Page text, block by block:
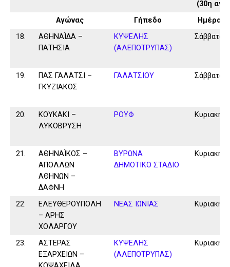
(30η
Αγώνας
Γήπεδο
Ημέρα
18.
ΑΘΗΝΑΪΔΑ –
ΠΑΤΗΣΙΑ
ΚΥΨΕΛΗΣ
(ΑΛΕΠΟΤΡΥΠΑΣ)
Σάββατο
19.
ΠΑΣ ΓΑΛΑΤΣΙ –
ΓΚΥΖΙΑΚΟΣ
ΓΑΛΑΤΣΙΟΥ Σάββατο
20.
ΚΟΥΚΑΚΙ –
ΛΥΚΟΒΡΥΣΗ
ΡΟΥΦ Κυριακή
21.
ΑΘΗΝΑΪΚΟΣ –
ΑΠΟΛΛΩΝ
ΑΘΗΝΩΝ –
ΔΑΦΝΗ
ΒΥΡΩΝΑ
ΔΗΜΟΤΙΚΟ ΣΤΑΔΙΟ
Κυριακή
22.
ΕΛΕΥΘΕΡΟΥΠΟΛΗ
– ΑΡΗΣ
ΧΟΛΑΡΓΟΥ
ΝΕΑΣ ΙΩΝΙΑΣ Κυριακή
23.
ΑΣΤΕΡΑΣ
ΕΞΑΡΧΕΙΩΝ –
ΚΥΨΕΛΗΣ
(ΑΛΕΠΟΤΡΥΠΑΣ)
Κυριακή